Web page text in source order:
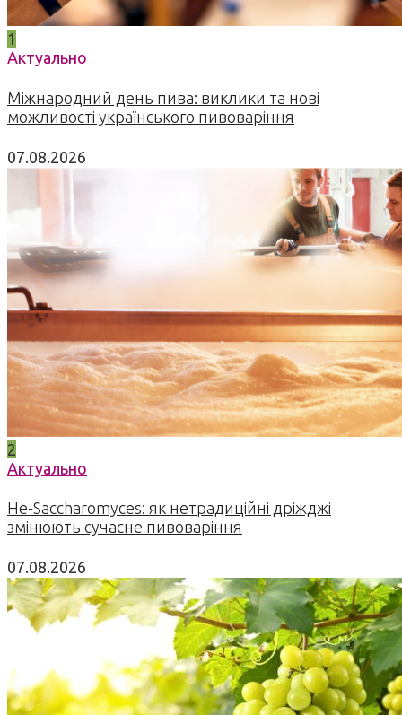
1
Актуально
Міжнародний день пива: виклики та нові
можливості українського пивоваріння
07.08.2026
2
Актуально
Не-Saccharomyces: як нетрадиційні дріжджі
змінюють сучасне пивоваріння
07.08.2026